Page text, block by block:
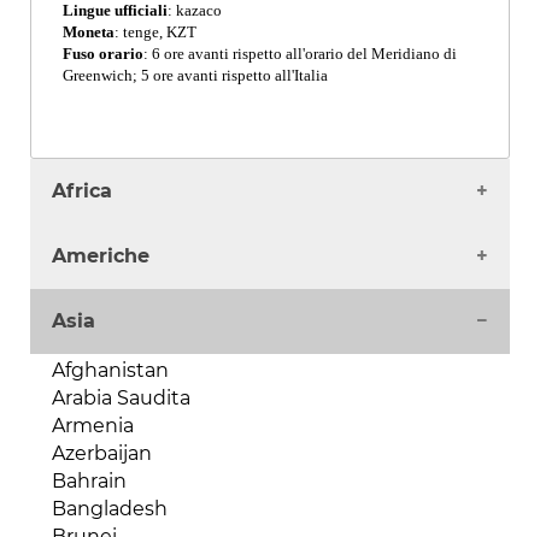
Africa
Angola
Benin
Burkina Faso
Burundi
Camerun
Capo Verde
Ciad
Comore
Costa d'Avorio
Egitto
Americhe
Argentina
Bahamas
Barbados
Belize
Bermuda
Bolivia
Brasile
Canada
Asia
Afghanistan
Arabia Saudita
Armenia
Azerbaijan
Bahrain
Bangladesh
Lingue ufficiali: kazaco
Moneta: tenge, KZT
Fuso orario: 6 ore avanti rispetto all'orario del Meridiano di
Greenwich; 5 ore avanti rispetto all'Italia